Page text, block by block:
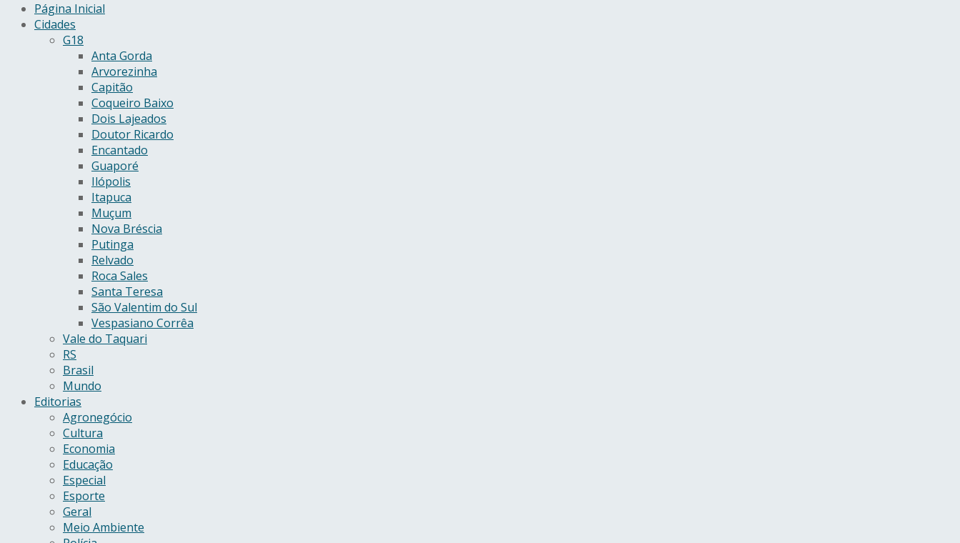
Página Inicial
Cidades
G18
Anta Gorda
Arvorezinha
Capitão
Coqueiro Baixo
Dois Lajeados
Doutor Ricardo
Encantado
Guaporé
Ilópolis
Itapuca
Muçum
Nova Bréscia
Putinga
Relvado
Roca Sales
Santa Teresa
São Valentim do Sul
Vespasiano Corrêa
Vale do Taquari
RS
Brasil
Mundo
Editorias
Agronegócio
Cultura
Economia
Educação
Especial
Esporte
Geral
Meio Ambiente